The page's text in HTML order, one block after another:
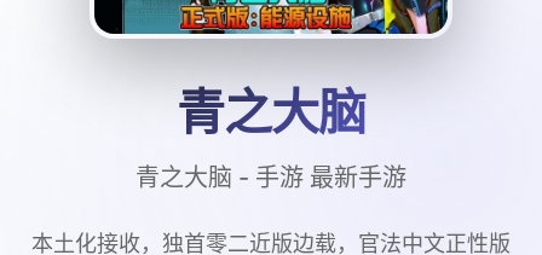
青之大脑
青之大脑 - 手游 最新手游
本土化接收，独首零二近版边载，官法中文正性版